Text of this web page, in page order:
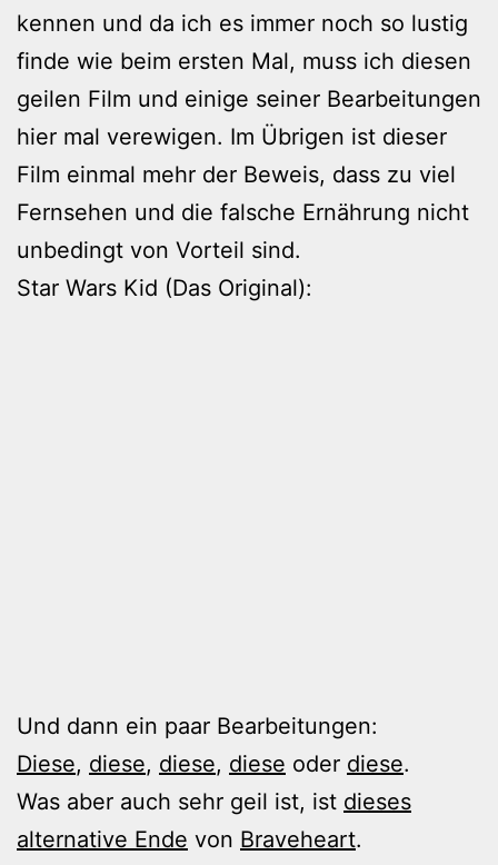
kennen und da ich es immer noch so lustig
finde wie beim ersten Mal, muss ich diesen
geilen Film und einige seiner Bearbeitungen
hier mal verewigen. Im Übrigen ist dieser
Film einmal mehr der Beweis, dass zu viel
Fernsehen und die falsche Ernährung nicht
unbedingt von Vorteil sind.
Star Wars Kid (Das Original):
Und dann ein paar Bearbeitungen:
Diese, diese, diese, diese oder diese.
Was aber auch sehr geil ist, ist dieses
alternative Ende von Braveheart.